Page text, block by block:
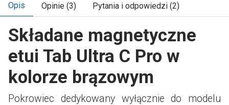
Opis Opinie (3) Pytania i odpowiedzi (2)
Składane magnetyczne
etui Tab Ultra C Pro w
kolorze brązowym
Pokrowiec dedykowany wyłącznie do modelu